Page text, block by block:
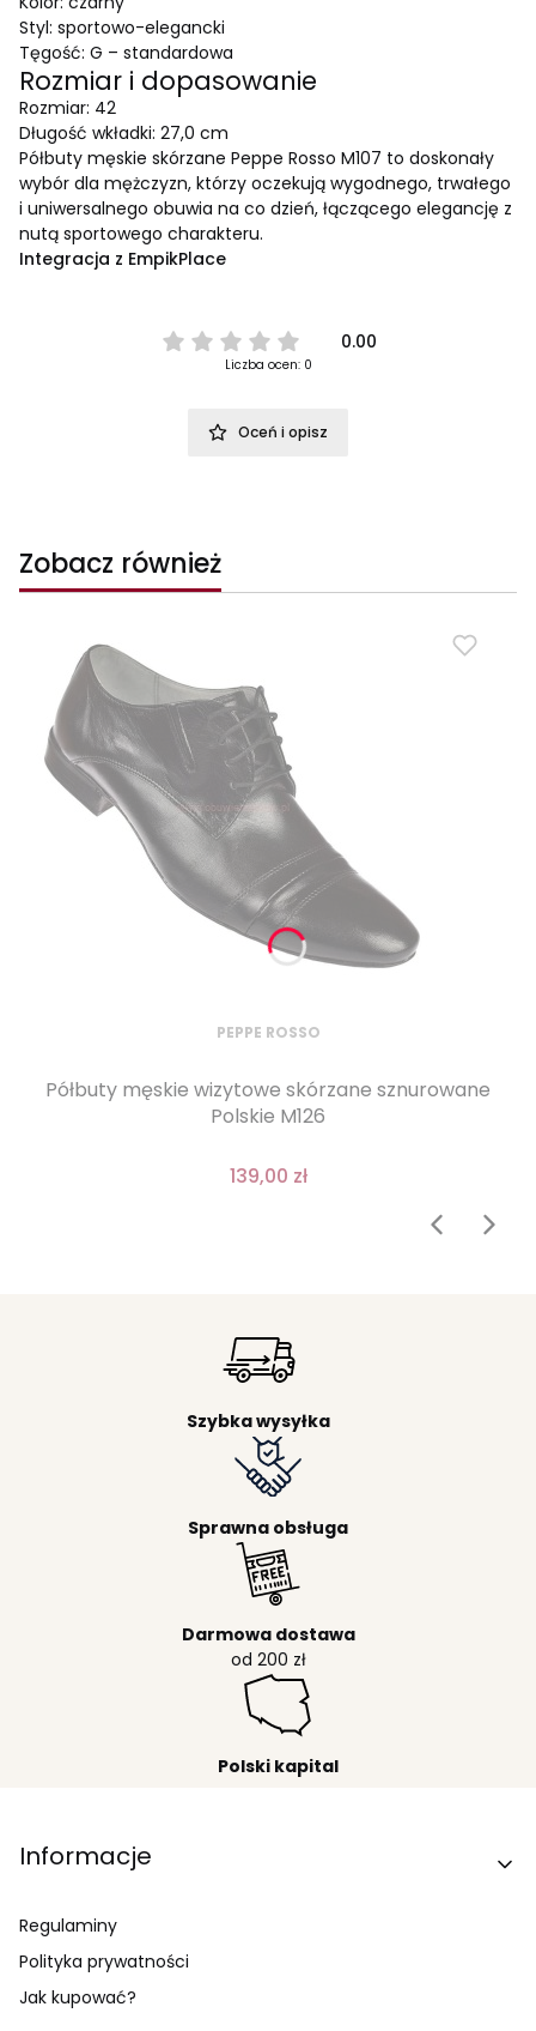
Styl: sportowo-elegancki
Tęgość: G – standardowa
Rozmiar i dopasowanie
Rozmiar: 42
Długość wkładki: 27,0 cm
Półbuty męskie skórzane Peppe Rosso M107 to doskonały
wybór dla mężczyzn, którzy oczekują wygodnego, trwałego
i uniwersalnego obuwia na co dzień, łączącego elegancję z
nutą sportowego charakteru.
Integracja z EmpikPlace
0.00
Liczba ocen: 0
Oceń i opisz
Zobacz również
PEPPE ROSSO
Półbuty męskie wizytowe skórzane sznurowane
Polskie M126
139,00 zł
Szybka wysyłka
Sprawna obsługa
Darmowa dostawa
od 200 zł
Polski kapital
Linki w stopce
Informacje
Regulaminy
Polityka prywatności
Jak kupować?